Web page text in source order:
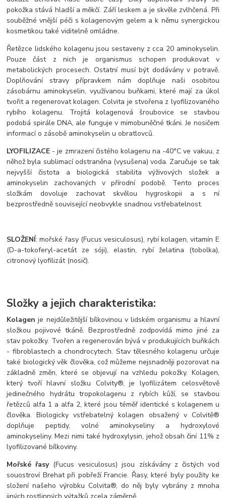
pokožka stává hladší a měkčí. Září leskem a je skvěle zvlhčená. Při
souběžné vnější péči s kolagenovým gelem a k němu synergickou
kosmetikou také viditelně omládne.
Řetězce lidského kolagenu jsou sestaveny z cca 20 aminokyselin.
Pouze část z nich je organismus schopen produkovat v
metabolických procesech. Ostatní musí být dodávány v potravě.
Doplňování stravy přípravkem nám doplňuje naši osobitou
zásobárnu aminokyselin, využívanou buňkami, které mají za úkol
tvořit a regenerovat kolagen. Colvita je stvořena z lyofilizovaného
rybího kolagenu. Trojitá kolagenová šroubovice se stavbou
podobá spirále DNA, ale funguje v mimobuněčné tkáni. Je nosičem
informací o zásobě aminokyselin u obratlovců.
LYOFILIZACE - je zmrazení čistého kolagenu na -40°C ve vakuu, z
něhož byla sublimací odstraněna (vysušena) voda. Zaručuje se tak
nejvyšší čistota a biologická stabilita výživových složek a
aminokyselin zachovaných v přírodní podobě. Tento proces
složkám dovoluje zachovat skvělou hygroskopii a s ní
bezprostředně související neobvykle snadnou vstřebatelnost.
SLOŽENÍ: mořské řasy (Fucus vesiculosus), rybí kolagen, vitamín E
(D-a-tokoferyl-acetát ze sóji), elastin, rybí želatina (tobolka),
citronový lyofilizát (nosič).
Složky a jejich charakteristika:
Kolagen je nejdůležitější bílkovinou v lidském organismu a hlavní
složkou pojivové tkáně. Bezprostředně zodpovídá mimo jiné za
stav pokožky. Tvořen a regenerován bývá v produkujících buňkách
- fibroblastech a chondrocytech. Stav tělesného kolagenu určuje
také biologický věk člověka, což můžeme nejsnadněji pozorovat na
základně změn, které se objevují na vzhledu pokožky. Kolagen,
který tvoří hlavní složku Colvity®, je lyofilizátem celosvětově
jedinečného hydrátu tropokolagenu z rybích kůží, se stavbou
řetězců alfa 1 a alfa 2, které jsou téměř identické s kolagenem u
člověka. Biologicky vstřebatelný kolagen obsažený v Colvitě®
doplňuje peptidy, volné aminokyseliny a hydroxylové
aminokyseliny. Mezi nimi také hydroxylysin, jehož obsah činí 11% z
lyofilizované bílkoviny.
Mořské řasy(Fucus vesiculosus) jsou získávány z čistých vod
souostroví Brehat při pobřeží Francie. Řasy, které byly použity ke
složení našeho výrobku Colvita®, do něj byly vybrány z mnoha
jiných rostlinných výtažků zcela záměrně.